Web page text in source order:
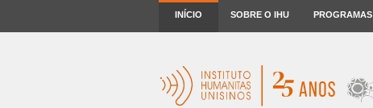
INÍCIO SOBRE O IHU PROGRAMAS